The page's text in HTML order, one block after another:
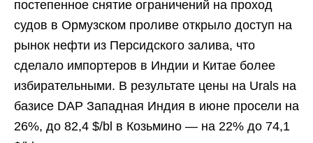
постепенное снятие ограничений на проход
судов в Ормузском проливе открыло доступ на
рынок нефти из Персидского залива, что
сделало импортеров в Индии и Китае более
избирательными. В результате цены на Urals на
базисе DAP Западная Индия в июне просели на
26%, до 82,4 $/bl в Козьмино — на 22% до 74,1